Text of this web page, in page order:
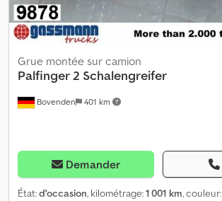
Bovenden 401 km
Grue montée sur camion
Palfinger2 Schalengreifer
Demander
État:d'occasion, kilométrage:1 001 km, couleur: